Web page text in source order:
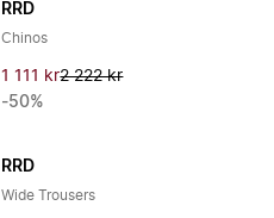
RRD
Chinos
1 111 kr2 222 kr
-50%
RRD
Wide Trousers